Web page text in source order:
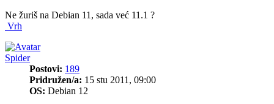
Ne žuriš na Debian 11, sada već 11.1 ?
Vrh
Spider
Postovi: 189
Pridružen/a: 15 stu 2011, 09:00
OS: Debian 12